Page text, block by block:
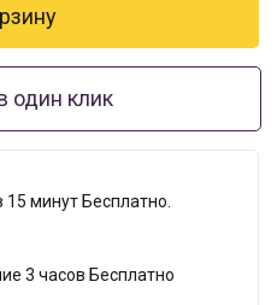
один клик
15 минут Бесплатно.
3 часов Бесплатно